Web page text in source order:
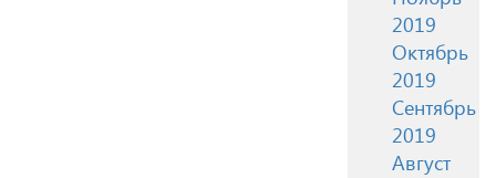
2019
Октябрь
2019
Сентябрь
2019
Август